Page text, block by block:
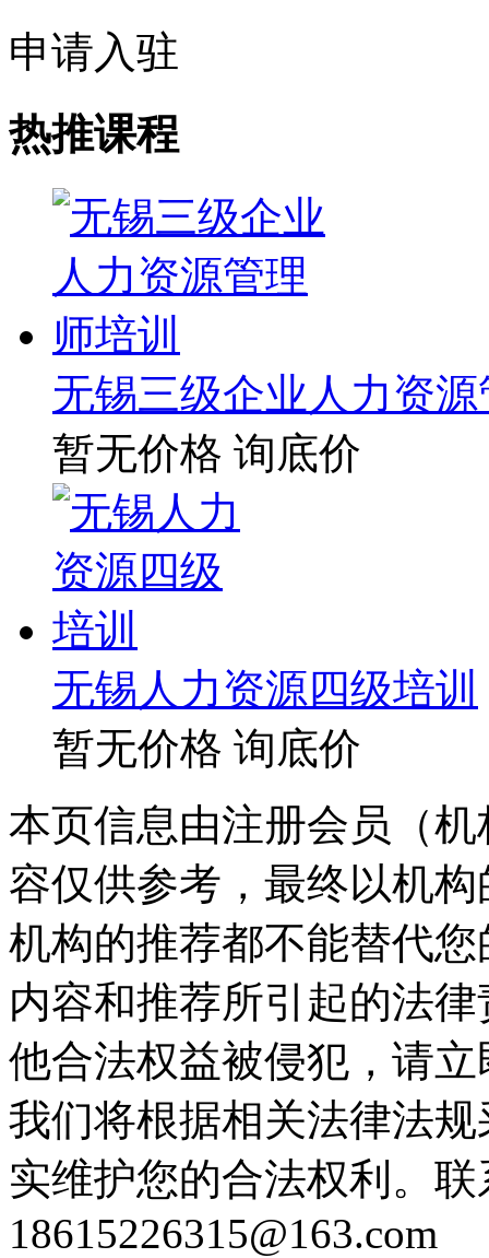
申请入驻
热推课程
无锡三级企业人力资
暂无价格 询底价
无锡人力资源四级培训
暂无价格 询底价
本页信息由注册会员（
容仅供参考，最终以机
机构的推荐都不能替代
内容和推荐所引起的法
他合法权益被侵犯，请
我们将根据相关法律法
实维护您的合法权利。
18615226315@163.com